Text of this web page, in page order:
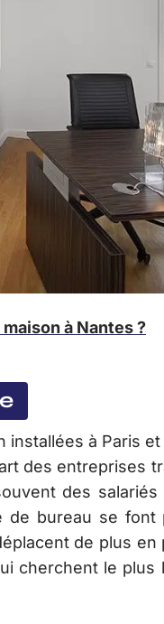
à Nantes ?
installées à Paris
des entreprises
des salariés
de bureau se font
de plus en
cherchent le plus